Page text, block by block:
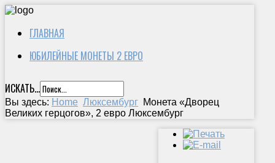
ГЛАВНАЯ
ЮБИЛЕЙНЫЕ МОНЕТЫ 2 ЕВРО
ИСКАТЬ...
Вы здесь: Home Люксембург Монета «Дворец
Великих герцогов», 2 евро Люксембург